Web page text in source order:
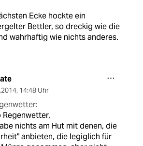
Ecke hockte ein
Bettler, so dreckig wie die
wahrhaftig wie nichts anderes.
, 14:48 Uhr
Regenwetter,
nichts am Hut mit denen, die
anbieten, die legiglich für